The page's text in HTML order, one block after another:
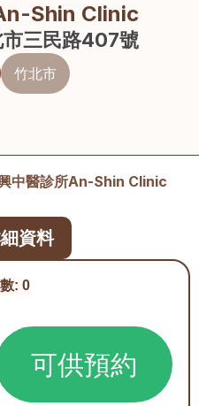
Shin Clinic
三民路407號
竹北市
中醫診所An-Shin Clinic
: 0
可供預約
資料